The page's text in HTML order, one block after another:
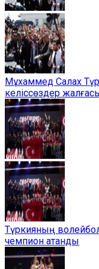
Мұхаммед Салах
келіссөздер
Түркияның
чемпион атанды